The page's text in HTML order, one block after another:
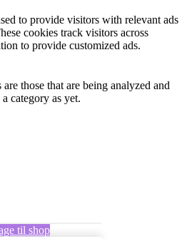
to provide visitors with relevant ads
cookies track visitors across
to provide customized ads.
those that are being analyzed and
category as yet.
til shop